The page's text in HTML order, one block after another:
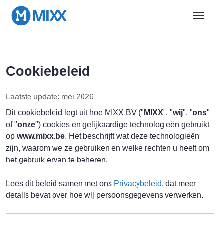
Cookiebeleid
Laatste update: mei 2026
Dit cookiebeleid legt uit hoe MIXX BV (" MIXX", "wij", "ons"
of "onze") cookies en gelijkaardige technologieën gebruikt
op www.mixx.be. Het beschrijft wat deze technologieën
zijn, waarom we ze gebruiken en welke rechten u heeft om
het gebruik ervan te beheren.
Lees dit beleid samen met ons Privacybeleid, dat meer
details bevat over hoe wij persoonsgegevens verwerken.